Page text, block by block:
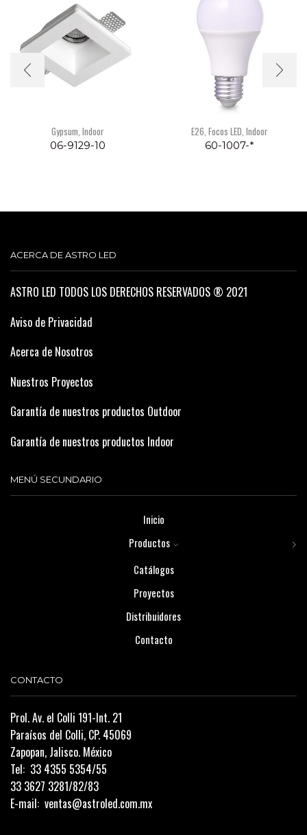
Gypsum Indoor
06-9129-10
E26 Focos LED Indoor
60-1007-*
ACERCA DE ASTRO LED
ASTRO LED TODOS LOS DERECHOS RESERVADOS ® 2021
Aviso de Privacidad
Acerca de Nosotros
Nuestros Proyectos
Garantía de nuestros productos Outdoor
Garantía de nuestros productos Indoor
MENÚ SECUNDARIO
Inicio
Productos
Catálogos
Proyectos
Distribuidores
Contacto
CONTACTO
Prol. Av. el Colli 191-Int. 21
Paraísos del Colli, CP. 45069
Zapopan, Jalisco. México
Tel: 33 4355 5354/55
33 3627 3281/82/83
E-mail: ventas@astroled.com.mx